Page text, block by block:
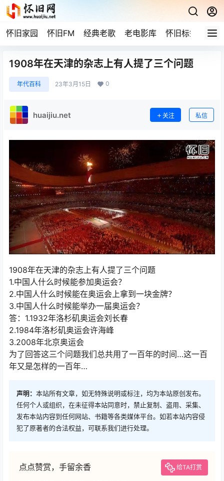
怀旧家园 怀旧FM 经典老歌 老电影库 怀旧标签 网
1908年在天津的杂志上有人提了三个问题
年代百科 23年3月15日 0
huaijiu.net 关注 私信
1908年在天津的杂志上有人提了三个问题
1.中国人什么时候能参加奥运会？
2.中国人什么时候能在奥运会上拿到一块金牌？
3.中国人什么时候能举办一届奥运会？
答：1.1932年洛杉矶奥运会刘长春
2.1984年洛杉矶奥运会许海峰
3.2008年北京奥运会
为了回答这三个问题我们总共用了一百年的时间…这一百
年又是怎样的一百年…
声明： 本站所有文章，如无特殊说明或标注，均为本站原创发布。
任何个人或组织，在未征得本站同意时，禁止复制、盗用、采集、
发布本站内容到任何网站、书籍等各类媒体平台。如若本站内容侵
犯了原著者的合法权益，可联系我们进行处理。
点点赞赏，手留余香 给TA打赏